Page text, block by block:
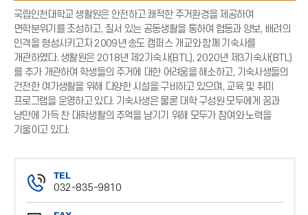
국립인천대학교 생활원은 안전하고 쾌적한 주거환경을 제공하여
면학분위기를 조성하고, 질서 있는 공동생활을 통하여 협동과 양보, 배려의
인격을 형성시키고자 2009년 송도 캠퍼스 개교와 함께 기숙사를
개관하였다. 생활원은 2018년 제2기숙사(BTL), 2020년 제3기숙사(BTL)
를 추가 개관하여 학생들의 주거에 대한 어려움을 해소하고, 기숙사생들의
건전한 여가생활을 위해 다양한 시설을 구비하고 있으며, 교육 및 취미
프로그램을 운영하고 있다. 기숙사생은 물론 대학 구성원 모두에게 꿈과
낭만에 가득 찬 대학생활의 추억을 남기기 위해 모두가 참여와 노력을
기울이고 있다.
TEL
032-835-9810
전